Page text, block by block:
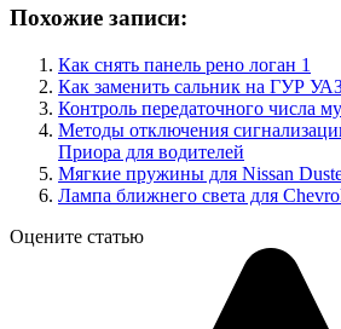
Похожие записи:
Как снять панель рено логан 1
Как заменить сальник на ГУР
Контроль передаточного числа
Методы отключения
Приора для водителей
Мягкие пружины для Nissan
Лампа ближнего света для
Оцените статью